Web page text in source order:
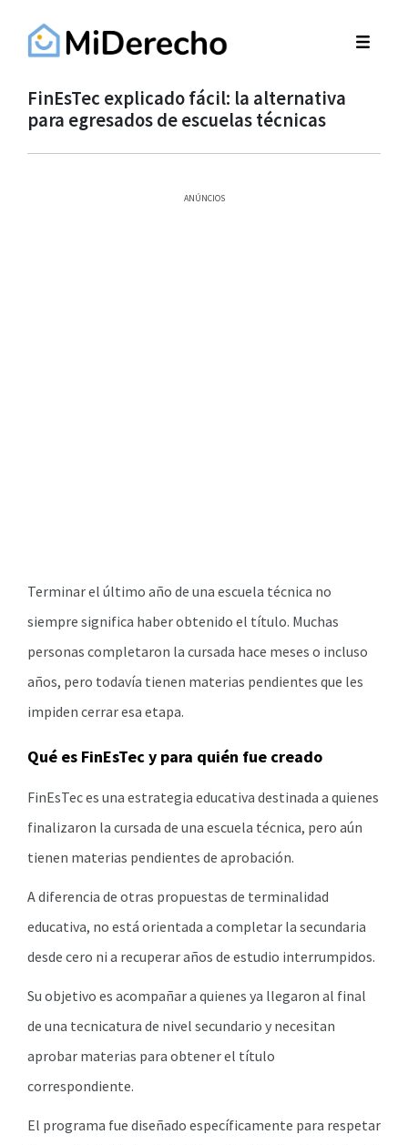
FinEsTec explicado fácil: la alternativa
para egresados de escuelas técnicas
ANÚNCIOS
Terminar el último año de una escuela técnica no
siempre significa haber obtenido el título. Muchas
personas completaron la cursada hace meses o incluso
años, pero todavía tienen materias pendientes que les
impiden cerrar esa etapa.
Qué es FinEsTec y para quién fue creado
FinEsTec es una estrategia educativa destinada a quienes
finalizaron la cursada de una escuela técnica, pero aún
tienen materias pendientes de aprobación.
A diferencia de otras propuestas de terminalidad
educativa, no está orientada a completar la secundaria
desde cero ni a recuperar años de estudio interrumpidos.
Su objetivo es acompañar a quienes ya llegaron al final
de una tecnicatura de nivel secundario y necesitan
aprobar materias para obtener el título
correspondiente.
El programa fue diseñado específicamente para respetar